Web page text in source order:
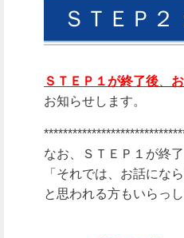
ＳＴＥＰ
ＳＴＥＰ１が終了後
お知らせします。
なお、ＳＴＥＰ１が終
「それでは、お話にな
と思われる方もいらっ